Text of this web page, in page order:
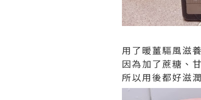
用了暖薑驅風滋
因為加了蔗糖、
所以用後都好滋